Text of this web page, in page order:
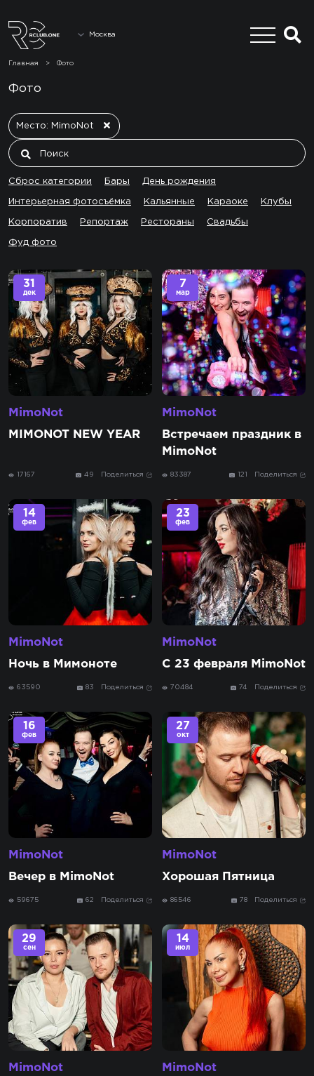
Москва
Главная > Фото
Фото
Место: MimoNot
Сброс категории Бары День рождения
Интерьерная фотосъёмка Кальянные Караоке Клубы
Корпоратив Репортаж Рестораны Свадьбы
Фуд фото
31
дек
MimoNot
MIMONOT NEW YEAR
17167 49 Поделиться
7
мар
MimoNot
Встречаем праздник в
MimoNot
83387 121 Поделиться
14
фев
MimoNot
Ночь в Мимоноте
63590 83 Поделиться
23
фев
MimoNot
С 23 февраля MimoNot
70484 74 Поделиться
16
фев
MimoNot
Вечер в MimoNot
59675 62 Поделиться
27
окт
MimoNot
Хорошая Пятница
86546 78 Поделиться
29
сен
MimoNot
14
июл
MimoNot